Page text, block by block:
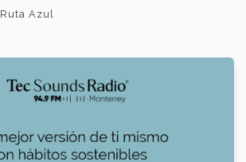
Ruta Azul